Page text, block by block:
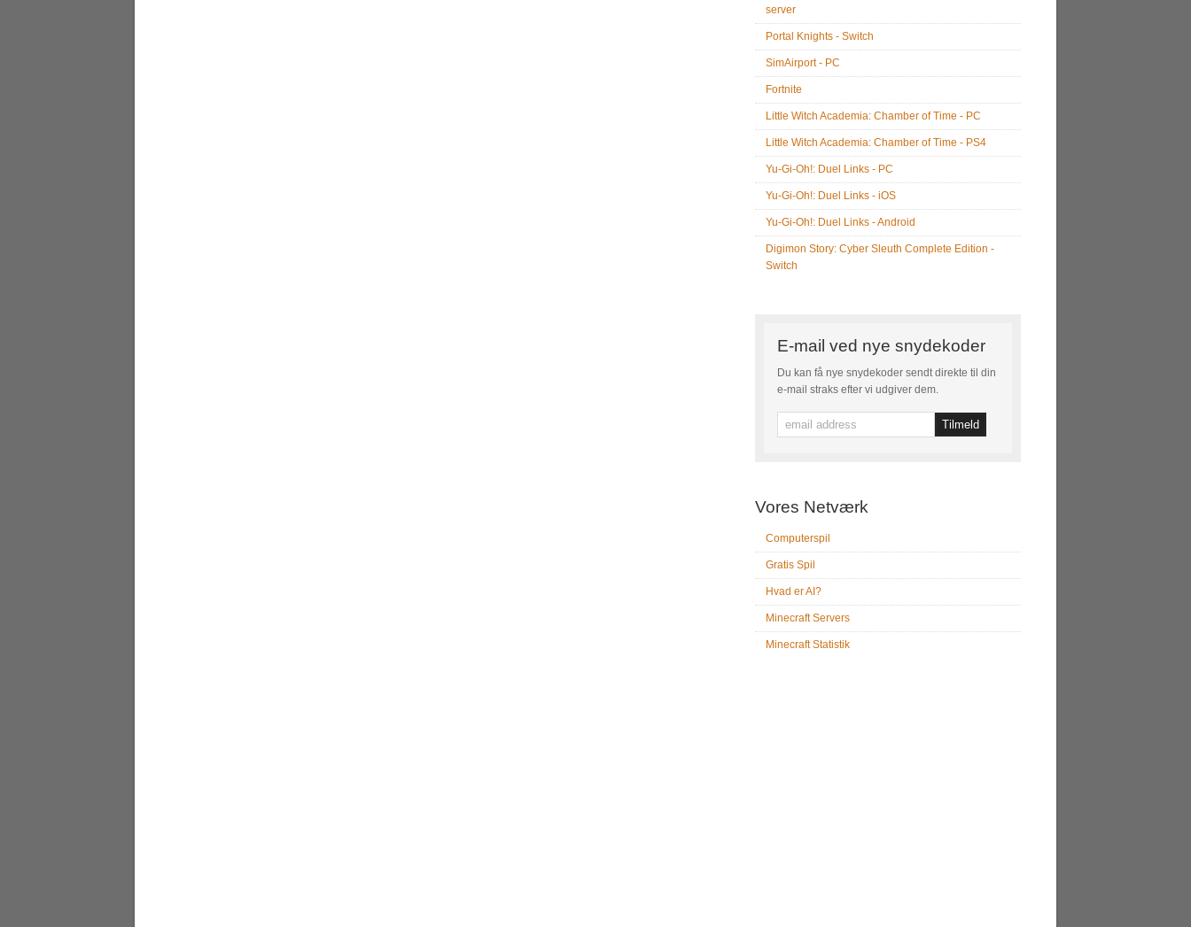
server
Portal Knights - Switch
SimAirport - PC
Fortnite
Little Witch Academia: Chamber of Time - PC
Little Witch Academia: Chamber of Time - PS4
Yu-Gi-Oh!: Duel Links - PC
Yu-Gi-Oh!: Duel Links - iOS
Yu-Gi-Oh!: Duel Links - Android
Digimon Story: Cyber Sleuth Complete Edition -
Switch
E-mail ved nye snydekoder
Du kan få nye snydekoder sendt direkte til din
e-mail straks efter vi udgiver dem.
Vores Netværk
Computerspil
Gratis Spil
Hvad er AI?
Minecraft Servers
Minecraft Statistik